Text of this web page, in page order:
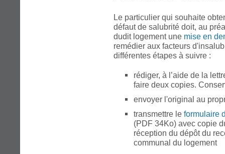
Le particulier qui souhaite
défaut de salubrité doit, au
dudit logement une mise en
remédier aux facteurs
différentes étapes à suivre :
rédiger, à l’aide de la
faire deux copies.
envoyer l'original au
transmettre le formulaire
(PDF 34Ko) avec copie
réception du dépôt du
communal du logement